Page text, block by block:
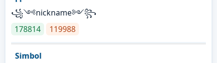
꧁༺nickname༻꧂
178814
119988
Simbol